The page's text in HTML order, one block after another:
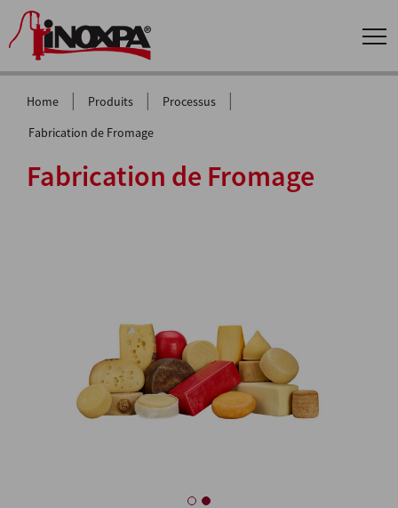
Home | Produits | Processus |
Fabrication de Fromage
Fabrication de Fromage